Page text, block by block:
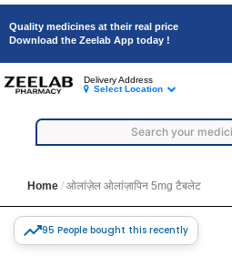
Quality medicines at their real price
Download the Zeelab App today !
Delivery Address
Select Location
Home ओलांज़ेल ओलांज़ापिन 5mg टैबलेट
95 People bought this recently